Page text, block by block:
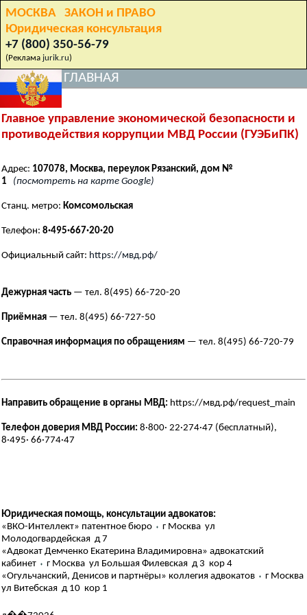
МОСКВА ЗАКОН и ПРАВО
Юридическая консультация
+7 (800) 350-56-79
(Реклама jurik.ru)
ГЛАВНАЯ
Главное управление экономической безопасности и
противодействия коррупции МВД России (ГУЭБиПК)
Адрес: 107078, Москва, переулок Рязанский, дом №
1
(посмотреть на карте Google)
Станц. метро: Комсомольская
Телефон: 8·495·667·20·20
Официальный сайт: https://мвд.рф/
Дежурная часть — тел. 8(495) 66-720-20
Приёмная — тел. 8(495) 66-727-50
Справочная информация по обращениям — тел. 8(495) 66-720-79
Направить обращение в органы МВД: https://мвд.рф/request_main
Телефон доверия МВД России: 8·800· 22·274·47 (бесплатный),
8·495· 66·774·47
Юридическая помощь, консультации адвокатов:
«ВКО-Интеллект» патентное бюро ⬪ г Москва ул
Молодогвардейская д 7
«Адвокат Демченко Екатерина Владимировна» адвокатский
кабинет ⬪ г Москва ул Большая Филевская д 3 кор 4
«Огульчанский, Денисов и партнёры» коллегия адвокатов ⬪ г Москва
ул Витебская д 10 кор 1